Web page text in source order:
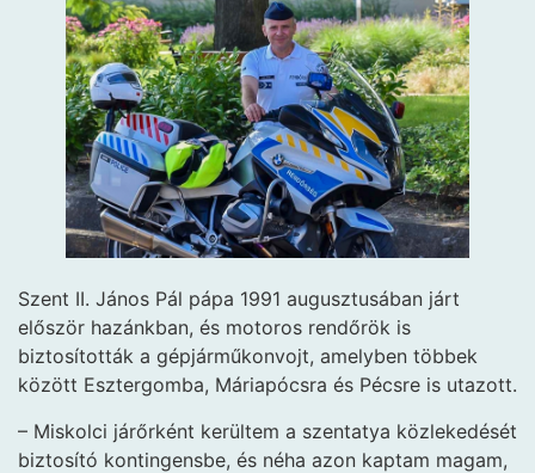
Szent II. János Pál pápa 1991 augusztusában járt
először hazánkban, és motoros rendőrök is
biztosították a gépjárműkonvojt, amelyben többek
között Esztergomba, Máriapócsra és Pécsre is utazott.
– Miskolci járőrként kerültem a szentatya közlekedését
biztosító kontingensbe, és néha azon kaptam magam,